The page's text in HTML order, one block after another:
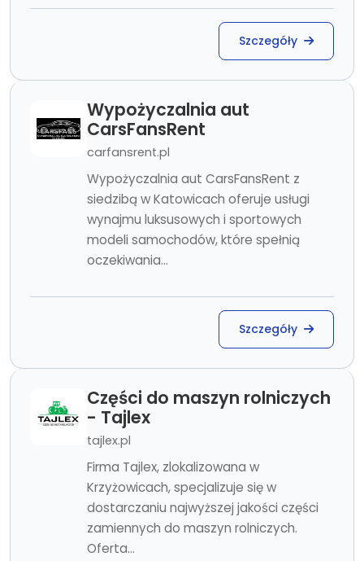
Szczegóły
Wypożyczalnia aut
CarsFansRent
carfansrent.pl
Wypożyczalnia aut CarsFansRent z
siedzibą w Katowicach oferuje usługi
wynajmu luksusowych i sportowych
modeli samochodów, które spełnią
oczekiwania...
Szczegóły
Części do maszyn rolniczych
- Tajlex
tajlex.pl
Firma Tajlex, zlokalizowana w
Krzyżowicach, specjalizuje się w
dostarczaniu najwyższej jakości części
zamiennych do maszyn rolniczych.
Oferta...